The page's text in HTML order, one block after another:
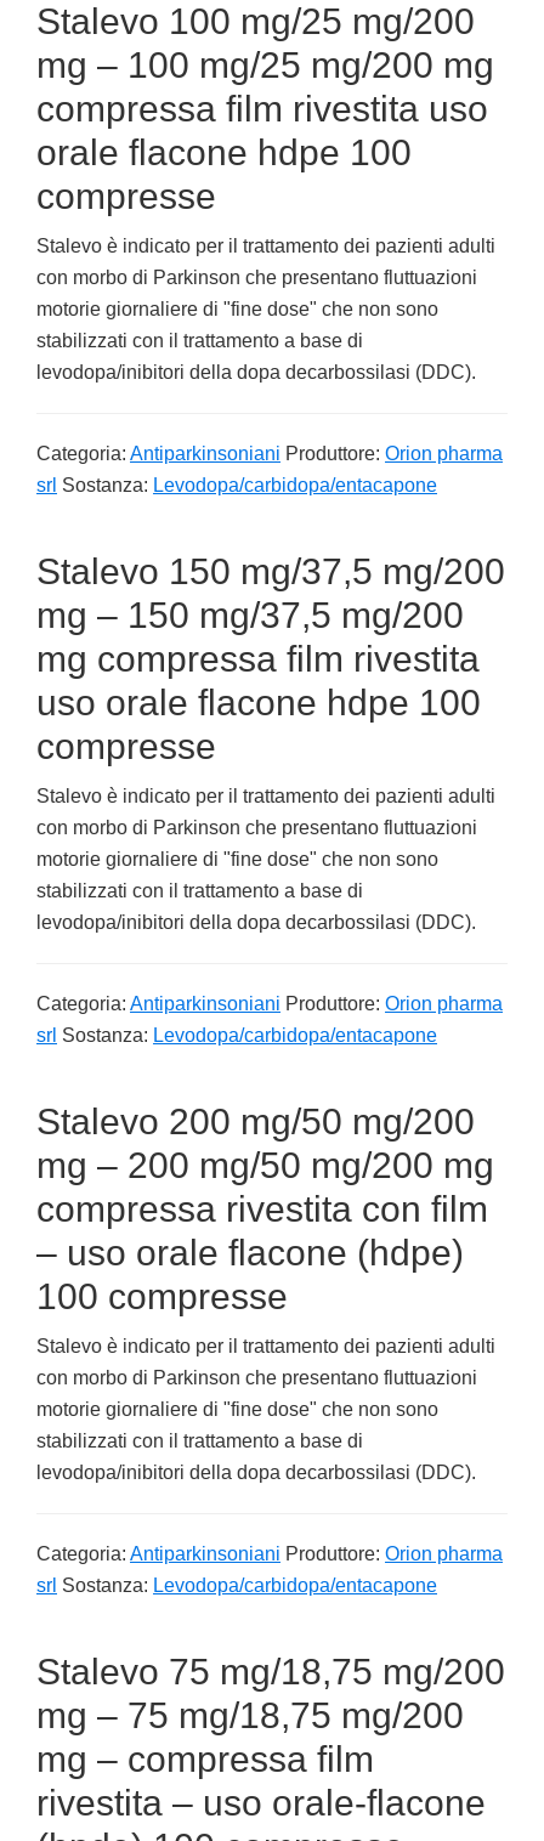
Stalevo 100 mg/25 mg/200
mg – 100 mg/25 mg/200 mg
compressa film rivestita uso
orale flacone hdpe 100
compresse
Stalevo è indicato per il trattamento dei pazienti adulti
con morbo di Parkinson che presentano fluttuazioni
motorie giornaliere di "fine dose" che non sono
stabilizzati con il trattamento a base di
levodopa/inibitori della dopa decarbossilasi (DDC).
Categoria: Antiparkinsoniani Produttore: Orion pharma
srl Sostanza: Levodopa/carbidopa/entacapone
Stalevo 150 mg/37,5 mg/200
mg – 150 mg/37,5 mg/200
mg compressa film rivestita
uso orale flacone hdpe 100
compresse
Stalevo è indicato per il trattamento dei pazienti adulti
con morbo di Parkinson che presentano fluttuazioni
motorie giornaliere di "fine dose" che non sono
stabilizzati con il trattamento a base di
levodopa/inibitori della dopa decarbossilasi (DDC).
Categoria: Antiparkinsoniani Produttore: Orion pharma
srl Sostanza: Levodopa/carbidopa/entacapone
Stalevo 200 mg/50 mg/200
mg – 200 mg/50 mg/200 mg
compressa rivestita con film
– uso orale flacone (hdpe)
100 compresse
Stalevo è indicato per il trattamento dei pazienti adulti
con morbo di Parkinson che presentano fluttuazioni
motorie giornaliere di "fine dose" che non sono
stabilizzati con il trattamento a base di
levodopa/inibitori della dopa decarbossilasi (DDC).
Categoria: Antiparkinsoniani Produttore: Orion pharma
srl Sostanza: Levodopa/carbidopa/entacapone
Stalevo 75 mg/18,75 mg/200
mg – 75 mg/18,75 mg/200
mg – compressa film
rivestita – uso orale-flacone